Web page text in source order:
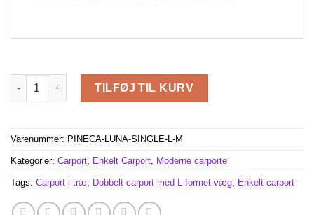
Træcarport LUNA F med L-formet væg (3,2 x 6 m) antal
TILFØJ TIL KURV
Varenummer: PINECA-LUNA-SINGLE-L-M
Kategorier: Carport Enkelt Carport Moderne carporte
Tags: Carport i træ Dobbelt carport med L-formet væg Enkelt carport